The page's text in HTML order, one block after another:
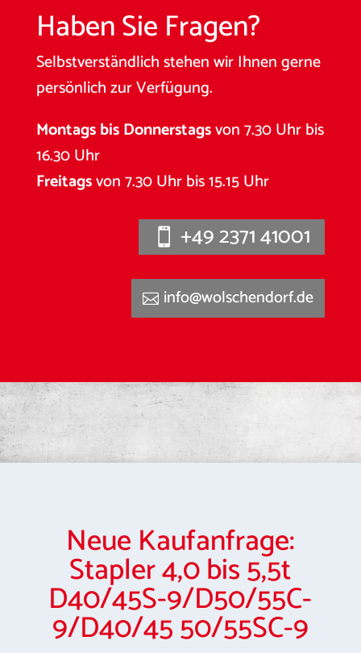
Haben Sie Fragen?
Selbstverständlich stehen wir Ihnen gerne
persönlich zur Verfügung.
Montags bis Donnerstagsvon 7.30 Uhr bis
16.30 Uhr
Freitagsvon 7.30 Uhr bis 15.15 Uhr
+49 2371 41001
info@wolschendorf.de
Neue Kaufanfrage:
Stapler 4,0 bis 5,5t
D40/45S-9/D50/55C-
9/D40/45 50/55SC-9